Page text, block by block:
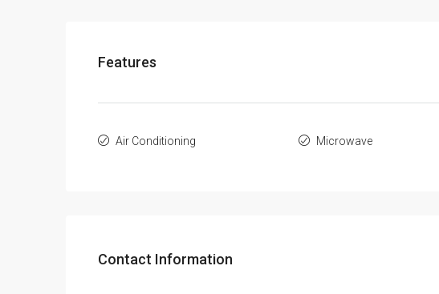
Features
Air Conditioning Microwave
Contact Information